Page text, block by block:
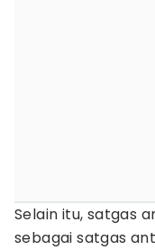
Selain itu, satgas
sebagai satgas